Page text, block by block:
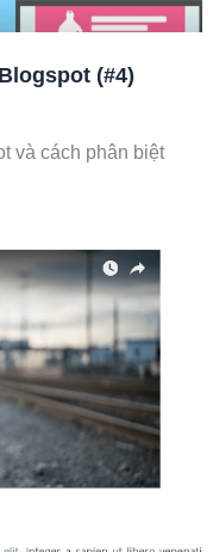
(#4)
và cách phân biệt